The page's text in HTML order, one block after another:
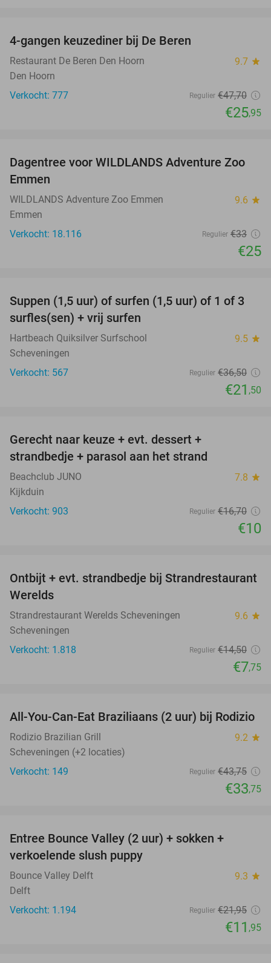
4-gangen keuzediner bij De Beren
Restaurant De Beren Den Hoorn 9.7 star
Den Hoorn
Verkocht: 777
Regulier €47,70
€25,95
24%
Dagentree voor WILDLANDS Adventure Zoo
Emmen
WILDLANDS Adventure Zoo Emmen 9.6 star
Emmen
Verkocht: 18.116
Regulier €33
€25
41%
Suppen (1,5 uur) of surfen (1,5 uur) of 1 of 3
surfles(sen) + vrij surfen
Hartbeach Quiksilver Surfschool 9.5 star
Scheveningen
Verkocht: 567
Regulier €36,50
€21 ,50
Gerecht naar keuze + evt. dessert +
strandbedje + parasol aan het strand
Beachclub JUNO 7.8 star
Kijkduin
Verkocht: 903
Regulier €16,70
€10
47%
Ontbijt + evt. strandbedje bij Strandrestaurant
Werelds
Strandrestaurant Werelds Scheveningen 9.6 star
Scheveningen
Verkocht: 1.818
Regulier €14,50
€7,75
23%
All-You-Can-Eat Braziliaans (2 uur) bij Rodizio
Rodizio Brazilian Grill 9.2 star
Scheveningen (+2 locaties)
Verkocht: 149
Regulier €43,75
€33,75
Entree Bounce Valley (2 uur) + sokken +
verkoelende slush puppy
Bounce Valley Delft 9.3 star
Delft
Verkocht: 1.194
Regulier €21,95
€11 ,95